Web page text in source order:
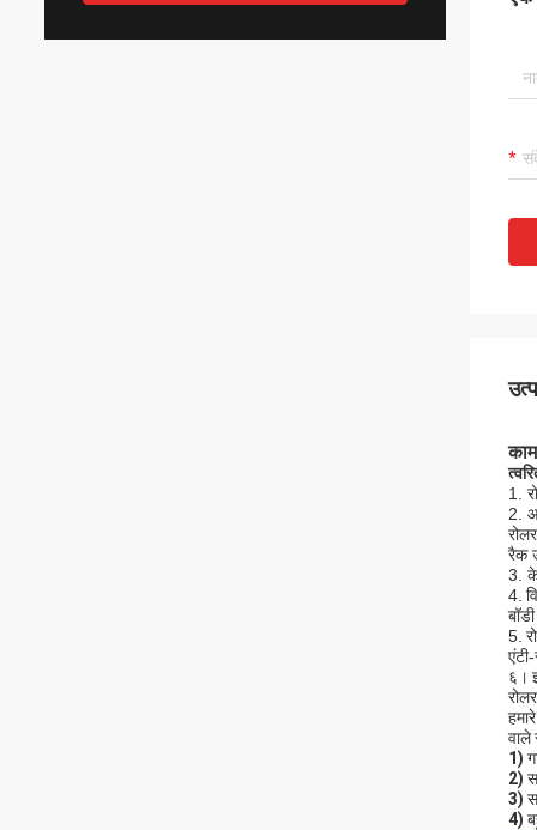
1.
2.
रैक
3.
4.
5.
६।
रोलर
वाले
1)
2)
3)
4)